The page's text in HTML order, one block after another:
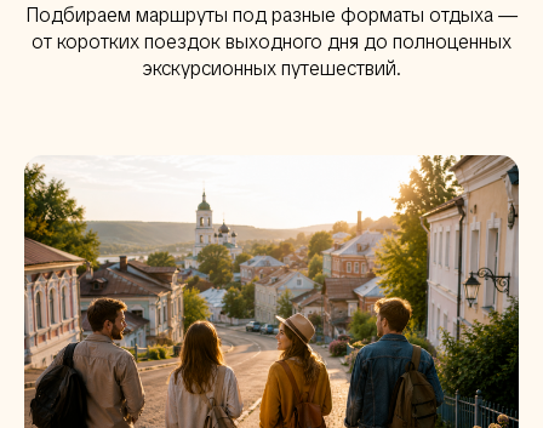
Подбираем маршруты под разные форматы отдыха —
от коротких поездок выходного дня до полноценных
экскурсионных путешествий.